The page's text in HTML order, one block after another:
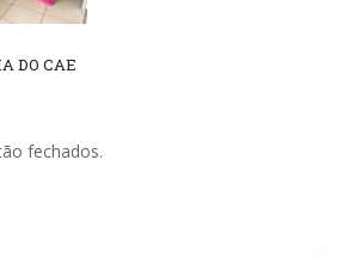
DO CAE
fechados.